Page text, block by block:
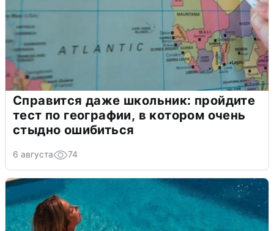
Справится даже школьник: пройдите
тест по географии, в котором очень
стыдно ошибиться
6 августа 74